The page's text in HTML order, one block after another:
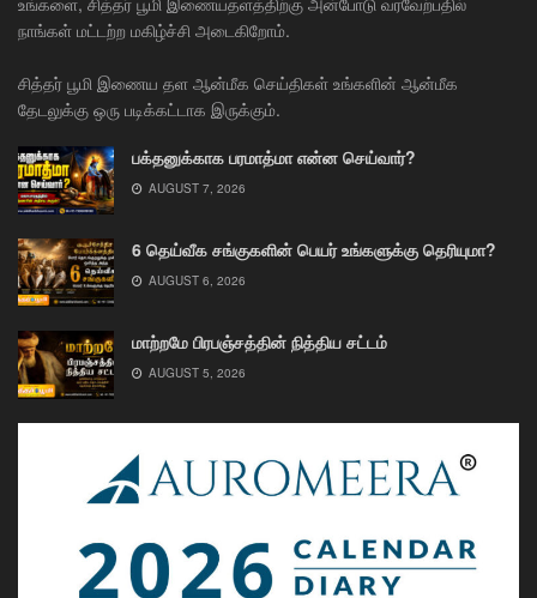
நாங்கள் மட்டற்ற மகிழ்ச்சி அடைகிறோம்.
சித்தர் பூமி இணைய தள ஆன்மீக செய்திகள் உங்களின் ஆன்மீக
தேடலுக்கு ஒரு படிக்கட்டாக இருக்கும்.
பக்தனுக்காக பரமாத்மா என்ன செய்வார்?
AUGUST 7, 2026
6 தெய்வீக சங்குகளின் பெயர் உங்களுக்கு தெரியுமா?
AUGUST 6, 2026
மாற்றமே பிரபஞ்சத்தின் நித்திய சட்டம்
AUGUST 5, 2026